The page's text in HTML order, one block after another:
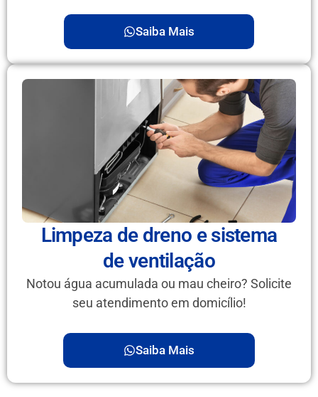
Saiba Mais
Limpeza de dreno e sistema
de ventilação
Notou água acumulada ou mau cheiro? Solicite
seu atendimento em domicílio!
Saiba Mais